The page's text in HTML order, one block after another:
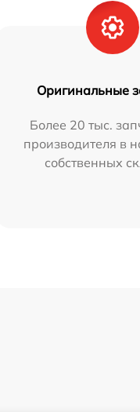
Оригинальные
Более 20 тыс.
производителя в
собственных